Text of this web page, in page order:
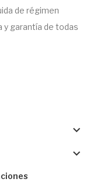
de régimen
garantía de todas
keyboard_arrow_down
keyboard_arrow_down